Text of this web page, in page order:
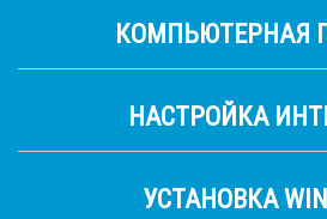
КОМПЬЮТЕРНАЯ
НАСТРОЙКА
УСТАНОВКА